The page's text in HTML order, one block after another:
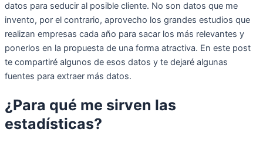
datos para seducir al posible cliente. No son datos que me
invento, por el contrario, aprovecho los grandes estudios que
realizan empresas cada año para sacar los más relevantes y
ponerlos en la propuesta de una forma atractiva. En este post
te compartiré algunos de esos datos y te dejaré algunas
fuentes para extraer más datos.
¿Para qué me sirven las
estadísticas?